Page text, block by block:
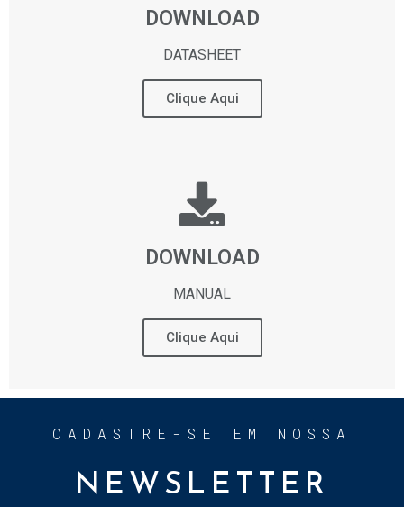
DOWNLOAD
DATASHEET
Clique Aqui
DOWNLOAD
MANUAL
Clique Aqui
CADASTRE-SE EM NOSSA
NEWSLETTER